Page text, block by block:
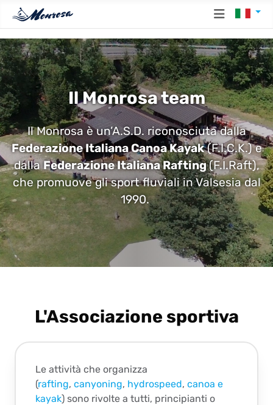
Il Monrosa team
Il Monrosa è un’A.S.D. riconosciuta dalla
Federazione Italiana Canoa Kayak(F.I.C.K.) e
dallaFederazione Italiana Rafting(F.I.Raft),
che promuove gli sport fluviali in Valsesia dal
1990.
L'Associazione sportiva
Le attività che organizza
(rafting, canyoning, hydrospeed, canoa e
kayak) sono rivolte a tutti, principianti o